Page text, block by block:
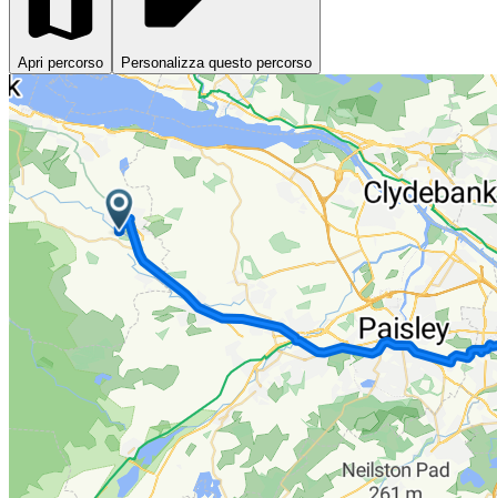
Apri percorso Personalizza questo percorso